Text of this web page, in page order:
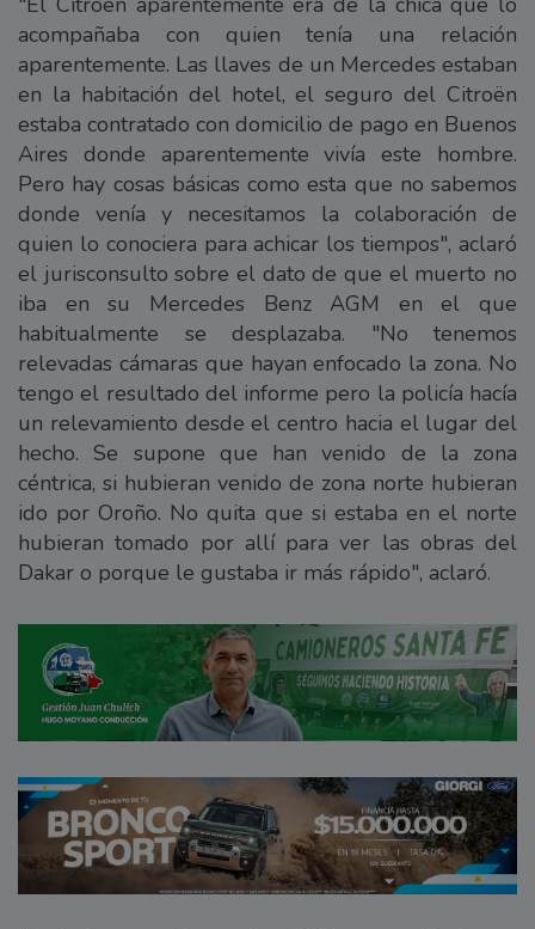
acompañaba con quien tenía una relación
aparentemente. Las llaves de un Mercedes estaban
en la habitación del hotel, el seguro del Citroën
estaba contratado con domicilio de pago en Buenos
Aires donde aparentemente vivía este hombre.
Pero hay cosas básicas como esta que no sabemos
donde venía y necesitamos la colaboración de
quien lo conociera para achicar los tiempos", aclaró
el jurisconsulto sobre el dato de que el muerto no
iba en su Mercedes Benz AGM en el que
habitualmente se desplazaba. "No tenemos
relevadas cámaras que hayan enfocado la zona. No
tengo el resultado del informe pero la policía hacía
un relevamiento desde el centro hacia el lugar del
hecho. Se supone que han venido de la zona
céntrica, si hubieran venido de zona norte hubieran
ido por Oroño. No quita que si estaba en el norte
hubieran tomado por allí para ver las obras del
Dakar o porque le gustaba ir más rápido", aclaró.